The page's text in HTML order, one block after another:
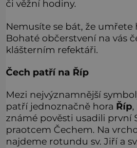
či věžní hodiny.
Nemusíte se bát, že umřete
Bohaté občerstvení na vás
klášterním refektáři.
Čech patří na Říp
Mezi nejvýznamnější
patří jednoznačně hora Říp
známé pověsti usadili první
praotcem Čechem. Na
najdeme rotundu sv. Jiří a